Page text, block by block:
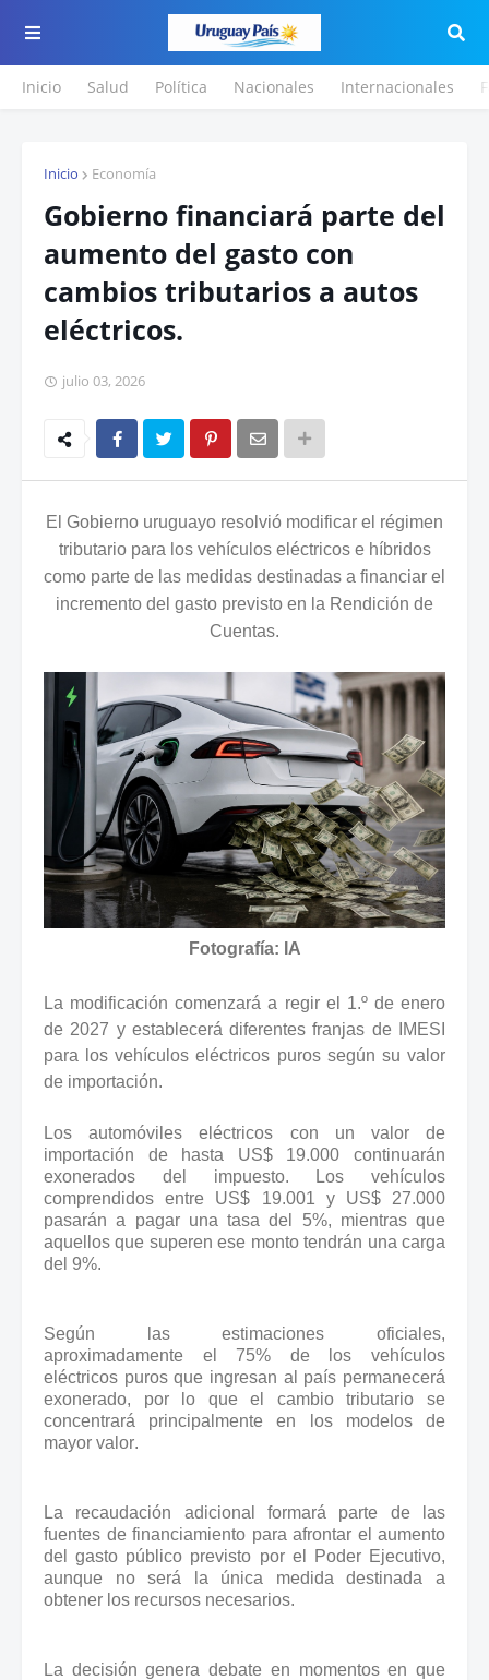
Inicio Salud Política Nacionales Internacionales
Inicio Economía
Gobierno financiará parte del
aumento del gasto con
cambios tributarios a autos
eléctricos.
julio 03, 2026
El Gobierno uruguayo resolvió modificar el régimen
tributario para los vehículos eléctricos e híbridos
como parte de las medidas destinadas a financiar el
incremento del gasto previsto en la Rendición de
Cuentas.
Fotografía: IA
La modificación comenzará a regir el 1.º de enero
de 2027 y establecerá diferentes franjas de IMESI
para los vehículos eléctricos puros según su valor
de importación.
Los automóviles eléctricos con un valor de
importación de hasta US$ 19.000 continuarán
exonerados del impuesto. Los vehículos
comprendidos entre US$ 19.001 y US$ 27.000
pasarán a pagar una tasa del 5%, mientras que
aquellos que superen ese monto tendrán una carga
del 9%.
Según las estimaciones oficiales,
aproximadamente el 75% de los vehículos
eléctricos puros que ingresan al país permanecerá
exonerado, por lo que el cambio tributario se
concentrará principalmente en los modelos de
mayor valor.
La recaudación adicional formará parte de las
fuentes de financiamiento para afrontar el aumento
del gasto público previsto por el Poder Ejecutivo,
aunque no será la única medida destinada a
obtener los recursos necesarios.
La decisión genera debate en momentos en que